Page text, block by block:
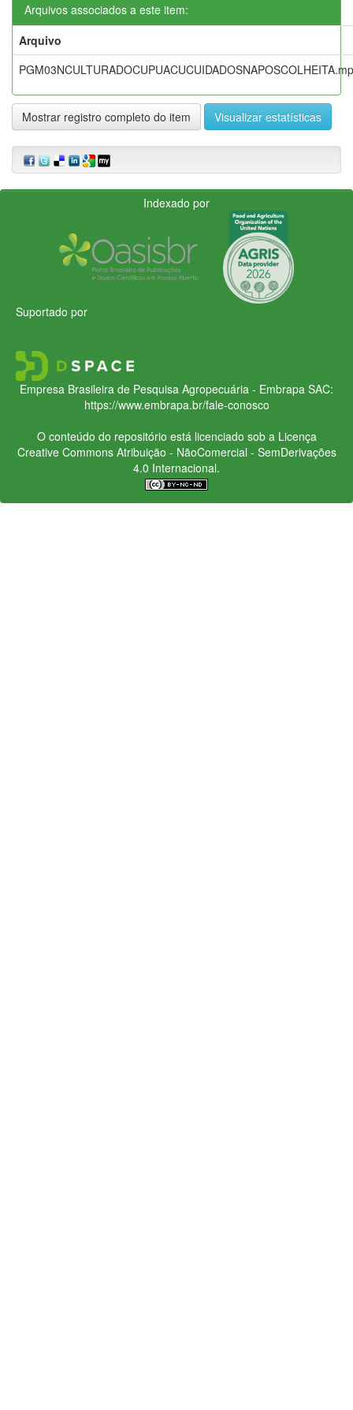
Arquivos associados a este item:
Arquivo
Mostrar registro completo do item Visualizar estatísticas
Indexado por
Suportado por
Empresa Brasileira de Pesquisa Agropecuária - Embrapa SAC:
https://www.embrapa.br/fale-conosco
O conteúdo do repositório está licenciado sob a Licença
Creative CommonsAtribuição - NãoComercial - SemDerivações
4.0 Internacional.